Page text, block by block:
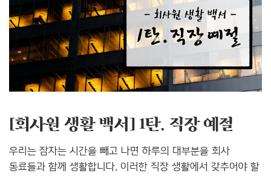
광고부터 시대를 풍미했던 광고, 미디어의 변화를 눈으로,
귀로, 피부로 느낄 수 있는 전시회입니다. 본 전시는 11월
27까지 진행되며 무료전시이기 때문에, 광고업에 종사하시는
분들 혹은 카피라이팅, 디자인, 미디어에 관심 있으신 분들이
방문하시면 머릿속 둥둥 떠다니던 지식이 하나의 궤에 맞춰
정리되는 시..
[회사원 생활 백서] 1탄. 직장 예절
우리는 잠자는 시간을 빼고 나면 하루의 대부분을 회사
동료들과 함께 생활합니다. 이러한 직장 생활에서 갖추어야 할